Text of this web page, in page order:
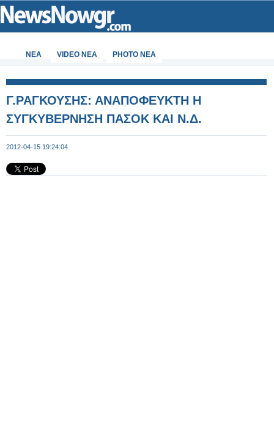
ΝΕΑ VIDEO NEA PHOTO NEA
Γ.ΡΑΓΚΟΥΣΗΣ: ΑΝΑΠΟΦΕΥΚΤΗ Η
ΣΥΓΚΥΒΕΡΝΗΣΗ ΠΑΣΟΚ ΚΑΙ Ν.Δ.
2012-04-15 19:24:04